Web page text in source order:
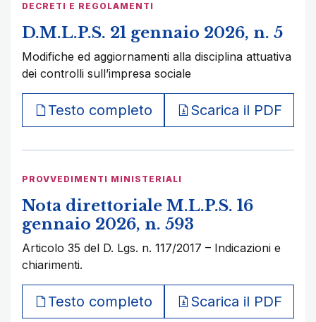
DECRETI E REGOLAMENTI
D.M.L.P.S. 21 gennaio 2026, n. 5
Modifiche ed aggiornamenti alla disciplina attuativa
dei controlli sull’impresa sociale
Testo completo Scarica il PDF
PROVVEDIMENTI MINISTERIALI
Nota direttoriale M.L.P.S. 16
gennaio 2026, n. 593
Articolo 35 del D. Lgs. n. 117/2017 – Indicazioni e
chiarimenti.
Testo completo Scarica il PDF